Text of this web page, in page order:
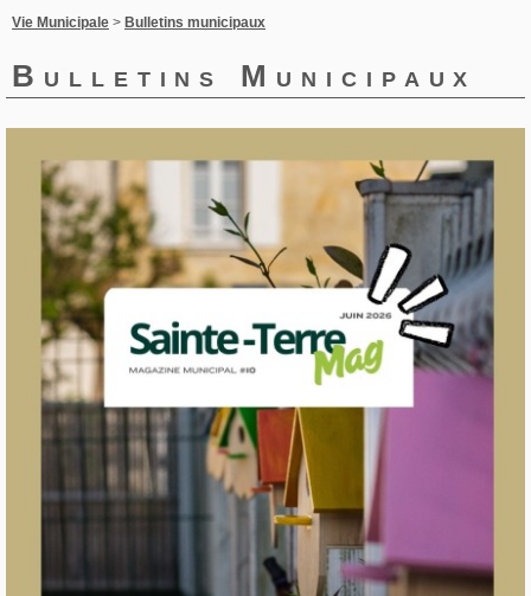
Vie Municipale > Bulletins municipaux
Bulletins Municipaux